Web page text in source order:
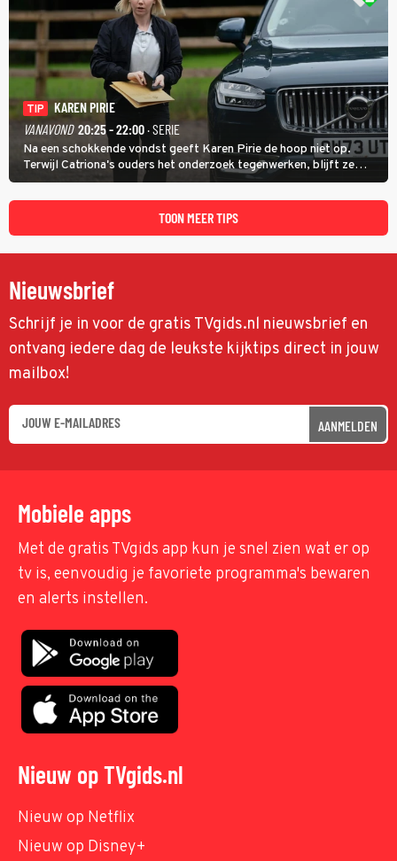
TIP
KAREN PIRIE
VANAVOND 20:25 - 22:00· SERIE
Na een schokkende vondst geeft Karen Pirie de hoop niet op.
Terwijl Catriona's ouders het onderzoek tegenwerken, blijft ze
speuren naar Adam. In deze slotaflevering van Karen Pirie leidt het
spoor via Frankrijk en Italië naar Malta.
TOON MEER TIPS
Nieuwsbrief
Schrijf je in voor de gratis TVgids.nl nieuwsbrief en
ontvang iedere dag de leukste kijktips direct in jouw
mailbox!
AANMELDEN
Mobiele apps
Met de gratis TVgids app kun je snel zien wat er op
tv is, eenvoudig je favoriete programma's bewaren
en alerts instellen.
Nieuw op TVgids.nl
Nieuw op Netflix
Nieuw op Disney+